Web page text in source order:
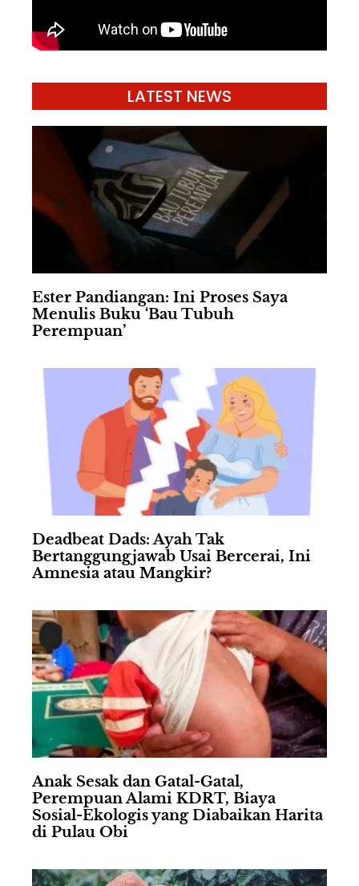
LATEST NEWS
Ester Pandiangan: Ini Proses Saya
Menulis Buku ‘Bau Tubuh
Perempuan’
Deadbeat Dads: Ayah Tak
Bertanggungjawab Usai Bercerai, Ini
Amnesia atau Mangkir?
Anak Sesak dan Gatal-Gatal,
Perempuan Alami KDRT, Biaya
Sosial-Ekologis yang Diabaikan Harita
di Pulau Obi